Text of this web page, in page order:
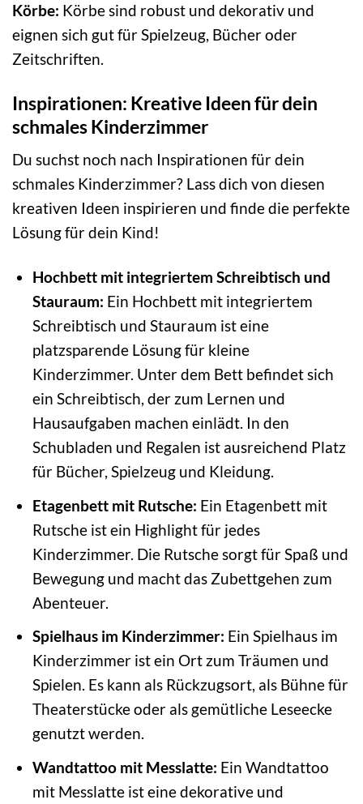
Körbe: Körbe sind robust und dekorativ und
eignen sich gut für Spielzeug, Bücher oder
Zeitschriften.
Inspirationen: Kreative Ideen für dein
schmales Kinderzimmer
Du suchst noch nach Inspirationen für dein
schmales Kinderzimmer? Lass dich von diesen
kreativen Ideen inspirieren und finde die perfekte
Lösung für dein Kind!
Hochbett mit integriertem Schreibtisch und
Stauraum: Ein Hochbett mit integriertem
Schreibtisch und Stauraum ist eine
platzsparende Lösung für kleine
Kinderzimmer. Unter dem Bett befindet sich
ein Schreibtisch, der zum Lernen und
Hausaufgaben machen einlädt. In den
Schubladen und Regalen ist ausreichend Platz
für Bücher, Spielzeug und Kleidung.
Etagenbett mit Rutsche: Ein Etagenbett mit
Rutsche ist ein Highlight für jedes
Kinderzimmer. Die Rutsche sorgt für Spaß und
Bewegung und macht das Zubettgehen zum
Abenteuer.
Spielhaus im Kinderzimmer: Ein Spielhaus im
Kinderzimmer ist ein Ort zum Träumen und
Spielen. Es kann als Rückzugsort, als Bühne für
Theaterstücke oder als gemütliche Leseecke
genutzt werden.
Wandtattoo mit Messlatte: Ein Wandtattoo
mit Messlatte ist eine dekorative und